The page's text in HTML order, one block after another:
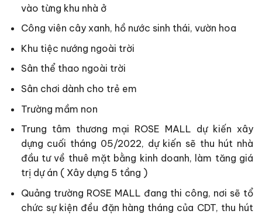
vào từng khu nhà ở
Công viên cây xanh, hồ nước sinh thái, vườn hoa
Khu tiệc nướng ngoài trời
Sân thể thao ngoài trời
Sân chơi dành cho trẻ em
Trường mầm non
Trung tâm thương mại ROSE MALL dự kiến xây
dựng cuối tháng 05/2022, dự kiến sẽ thu hút nhà
đầu tư về thuê mặt bằng kinh doanh, làm tăng giá
trị dự án ( Xây dựng 5 tầng )
Quảng trường ROSE MALL đang thi công, nơi sẽ tổ
chức sự kiện đều đặn hàng tháng của CDT, thu hút